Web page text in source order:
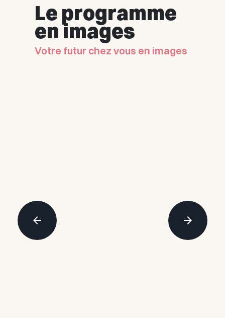
Le programme
en images
Votre futur chez vous en images